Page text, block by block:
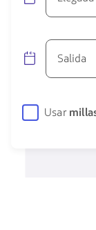
Salida
Usar